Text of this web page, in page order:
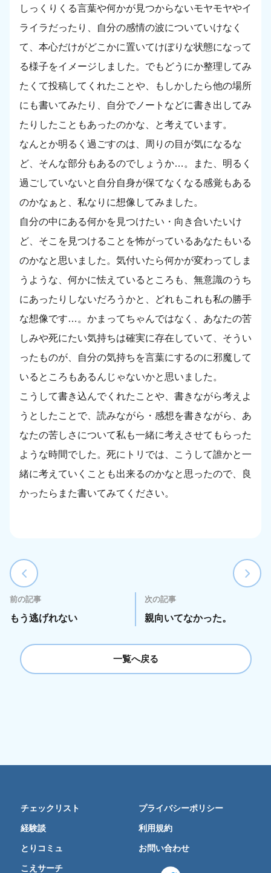
しっくりくる言葉や何かが見つからないモヤモヤやイ
ライラだったり、自分の感情の波についていけなく
て、本心だけがどこかに置いてけぼりな状態になって
る様子をイメージしました。でもどうにか整理してみ
たくて投稿してくれたことや、もしかしたら他の場所
にも書いてみたり、自分でノートなどに書き出してみ
たりしたこともあったのかな、と考えています。
なんとか明るく過ごすのは、周りの目が気になるな
ど、そんな部分もあるのでしょうか…。また、明るく
過ごしていないと自分自身が保てなくなる感覚もある
のかなぁと、私なりに想像してみました。
自分の中にある何かを見つけたい・向き合いたいけ
ど、そこを見つけることを怖がっているあなたもいる
のかなと思いました。気付いたら何かが変わってしま
うような、何かに怯えているところも、無意識のうち
にあったりしないだろうかと、どれもこれも私の勝手
な想像です…。かまってちゃんではなく、あなたの苦
しみや死にたい気持ちは確実に存在していて、そうい
ったものが、自分の気持ちを言葉にするのに邪魔して
いるところもあるんじゃないかと思いました。
こうして書き込んでくれたことや、書きながら考えよ
うとしたことで、読みながら・感想を書きながら、あ
なたの苦しさについて私も一緒に考えさせてもらった
ような時間でした。死にトリでは、こうして誰かと一
緒に考えていくことも出来るのかなと思ったので、良
かったらまた書いてみてください。
前の記事
もう逃げれない
次の記事
親向いてなかった。
一覧へ戻る
チェックリスト
経験談
とりコミュ
こえサーチ
プライバシーポリシー
利用規約
お問い合わせ